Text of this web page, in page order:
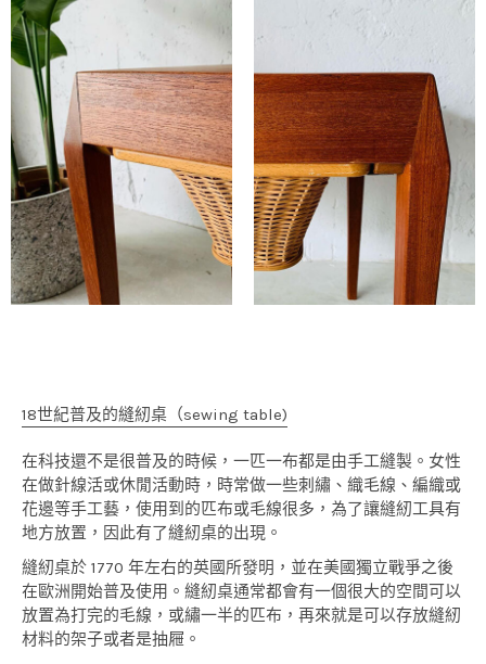
18世紀普及的縫紉桌（sewing table)
在科技還不是很普及的時候，一匹一布都是由手工縫製。女性
在做針線活或休閒活動時，時常做一些刺繡、織毛線、編織或
花邊等手工藝，使用到的匹布或毛線很多，為了讓縫紉工具有
地方放置，因此有了縫紉桌的出現。
縫紉桌於 1770 年左右的英國所發明，並在美國獨立戰爭之後
在歐洲開始普及使用。縫紉桌通常都會有一個很大的空間可以
放置為打完的毛線，或繡一半的匹布，再來就是可以存放縫紉
材料的架子或者是抽屜。